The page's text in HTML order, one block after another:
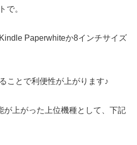
で。
Paperwhiteか8インチサイズ
ことで利便性が上がります♪
が上がった上位機種として、下記